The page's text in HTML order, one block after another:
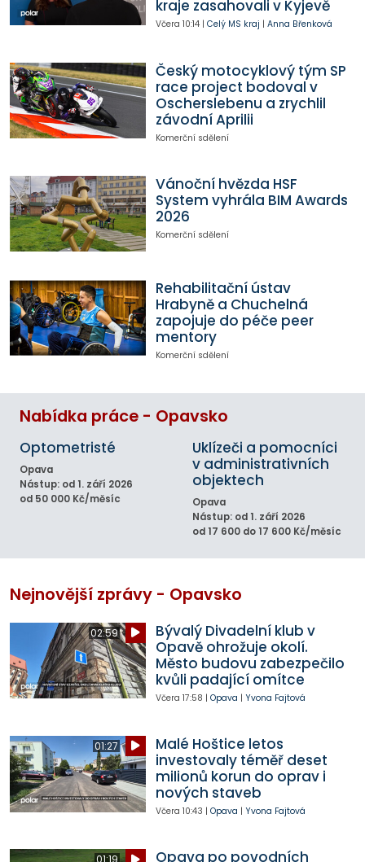
kraje zasahovali v Kyjevě
Včera 10:14| Celý MS kraj | Anna Břenková
Český motocyklový tým SP
race project bodoval v
Oscherslebenu a zrychlil
závodní Aprilii
Komerční sdělení
Vánoční hvězda HSF
System vyhrála BIM Awards
2026
Komerční sdělení
Rehabilitační ústav
Hrabyně a Chuchelná
zapojuje do péče peer
mentory
Komerční sdělení
Nabídka práce - Opavsko
Optometristé
Opava
Nástup: od 1. září 2026
od 50 000 Kč/měsíc
Uklízeči a pomocníci
v administrativních
objektech
Opava
Nástup: od 1. září 2026
od 17 600 do 17 600 Kč/měsíc
Nejnovější zprávy - Opavsko
02:59
Bývalý Divadelní klub v
Opavě ohrožuje okolí.
Město budovu zabezpečilo
kvůli padající omítce
Včera 17:58 | Opava | Yvona Fajtová
01:27
Malé Hoštice letos
investovaly téměř deset
milionů korun do oprav i
nových staveb
Včera 10:43 | Opava | Yvona Fajtová
Opava po povodních